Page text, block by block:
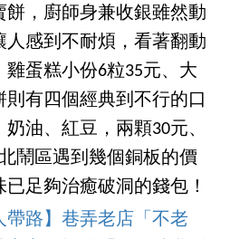
餅，廚師身兼收銀雖然動
人感到不耐煩，看著翻動
蛋糕小份6粒35元、大
則有四個經典到不行的口
油、紅豆，兩顆30元、
鬧區遇到幾個銅板的價
足夠治癒破洞的錢包！
帶路】巷弄老店「不老